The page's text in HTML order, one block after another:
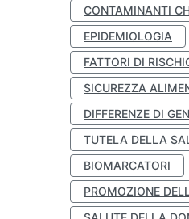
CONTAMINANTI
EPIDEMIOLOGIA
FATTORI DI
SICUREZZA
DIFFERENZE DI
TUTELA DELLA
BIOMARCATORI
PROMOZIONE